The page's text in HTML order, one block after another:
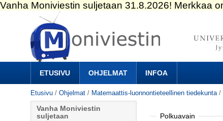
Siirry
sisältöön.
|
Siirry
navigointiin
ETUSIVU OHJELMAT INFOA
Etusivu /Ohjelmat / Matemaattis-luonnontieteellinen tiedekunta /
Polkuavain
Vanha Moniviestin
suljetaan